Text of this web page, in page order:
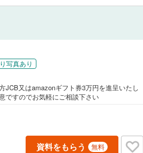
写真あり
又はamazonギフト券3万円を進呈いたし
ですのでお気軽にご相談下さい
資料をもらう 無料
IT重説可